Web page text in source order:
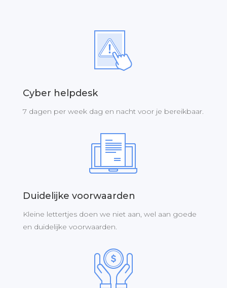
Cyber helpdesk
7 dagen per week dag en nacht voor je bereikbaar.
Duidelijke voorwaarden
Kleine lettertjes doen we niet aan, wel aan goede
en duidelijke voorwaarden.